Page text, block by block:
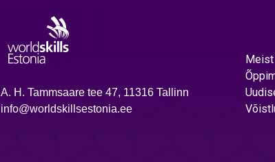
A. H. Tammsaare tee 47, 11316 Tallinn
info@worldskillsestonia.ee
Meist